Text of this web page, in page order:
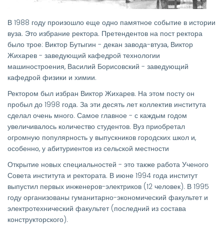
В 1988 году произошло еще одно памятное событие в истории
вуза. Это избрание ректора. Претендентов на пост ректора
было трое: Виктор Бутыгин - декан завода-втуза, Виктор
Жихарев - заведующий кафедрой технологии
машиностроения, Василий Борисовский - заведующий
кафедрой физики и химии.
Ректором был избран Виктор Жихарев. На этом посту он
пробыл до 1998 года. За эти десять лет коллектив института
сделал очень много. Самое главное - с каждым годом
увеличивалось количество студентов. Вуз приобретал
огромную популярность у выпускников городских школ и,
особенно, у абитуриентов из сельской местности
Открытие новых специальностей - это также работа Ученого
Совета института и ректората. В июне 1994 года институт
выпустил первых инженеров-электриков (12 человек). В 1995
году организованы гуманитарно-экономический факультет и
электротехнический факультет (последний из состава
конструкторского).